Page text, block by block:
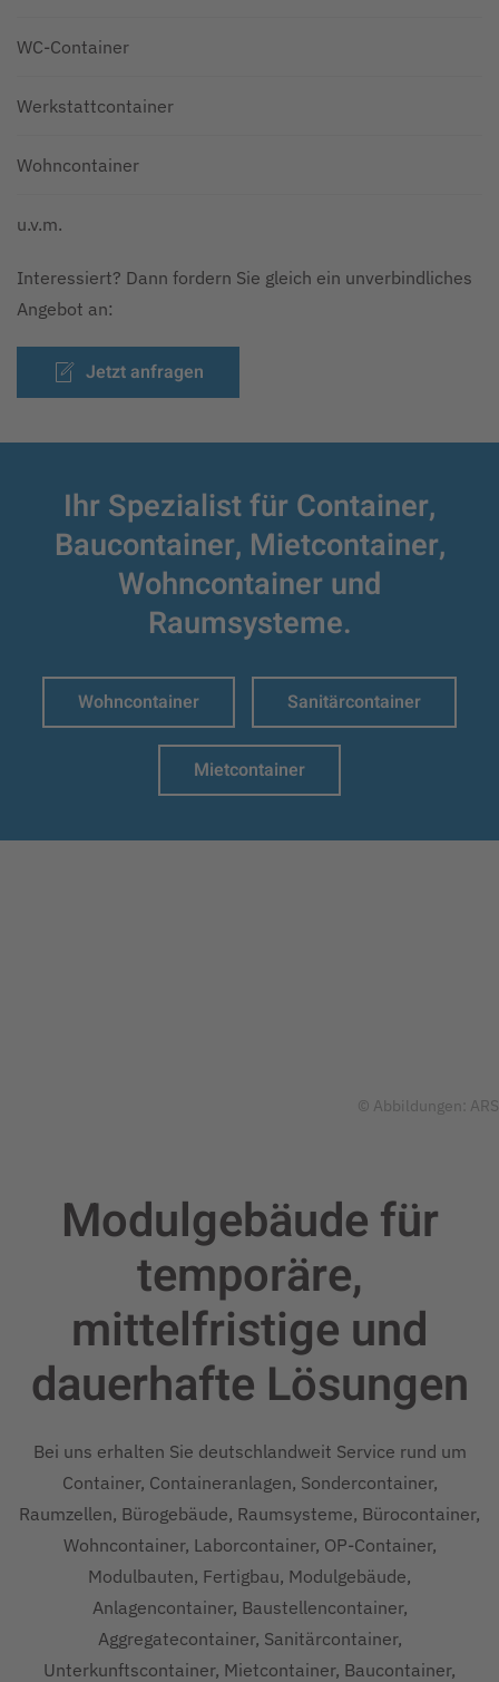
WC-Container
Werkstattcontainer
Wohncontainer
u.v.m.
Interessiert? Dann fordern Sie gleich ein unverbindliches
Angebot an:
Jetzt anfragen
Ihr Spezialist für Container,
Baucontainer, Mietcontainer,
Wohncontainer und
Raumsysteme.
Wohncontainer Sanitärcontainer
Mietcontainer
© Abbildungen: ARS
Modulgebäude für
temporäre,
mittelfristige und
dauerhafte Lösungen
Bei uns erhalten Sie deutschlandweit Service rund um
Container, Containeranlagen, Sondercontainer,
Raumzellen, Bürogebäude, Raumsysteme, Bürocontainer,
Wohncontainer, Laborcontainer, OP-Container,
Modulbauten, Fertigbau, Modulgebäude,
Anlagencontainer, Baustellencontainer,
Aggregatecontainer, Sanitärcontainer,
Unterkunftscontainer, Mietcontainer, Baucontainer,